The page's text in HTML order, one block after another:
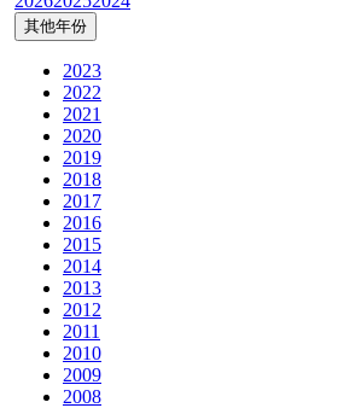
其他年份
2023
2022
2021
2020
2019
2018
2017
2016
2015
2014
2013
2012
2011
2010
2009
2008